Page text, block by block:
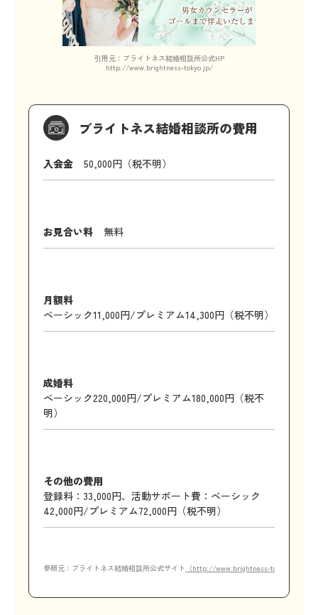
引用元：ブライトネス結婚相談所公式HP
http://www.brightness-tokyo.jp/
ブライトネス結婚相談所の費用
入会金 50,000円（税不明）
お見合い料 無料
月額料
ベーシック11,000円/プレミアム14,300円（税不明）
成婚料
ベーシック220,000円/プレミアム180,000円（税不
明）
その他の費用
登録料：33,000円、活動サポート費：ベーシック
42,000円/プレミアム72,000円（税不明）
参照元：ブライトネス結婚相談所公式サイト （http://www.brightness-tokyo.jp/plan